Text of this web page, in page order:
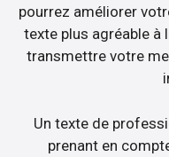
pourrez améliorer
texte plus agréable à
transmettre votre
Un texte de
prenant en